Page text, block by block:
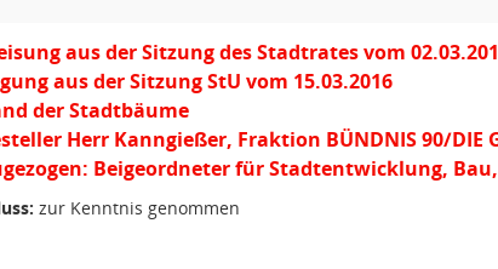
aus der Sitzung des Stadtrates vom
aus der Sitzung StU vom 15.03.2016
der Stadtbäume
Herr Kanngießer, Fraktion BÜNDNIS 90/DIE
Beigeordneter für Stadtentwicklung,
zur Kenntnis genommen